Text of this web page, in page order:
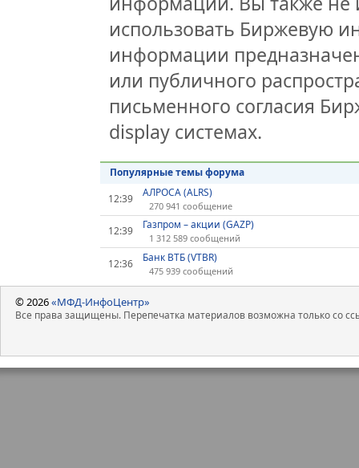
использовать Биржевую
информации
или публичного
письменного согласия
display системах.
Популярные темы форума
12:39
АЛРОСА (ALRS)
270 941 сообщение
12:39 Газпром – акции (GAZP)
1 312 589 сообщений
12:36 Банк ВТБ (VTBR)
475 939 сообщений
© 2026«МФД-ИнфоЦентр»
Все права защищены. Перепечатка материалов возможна только со